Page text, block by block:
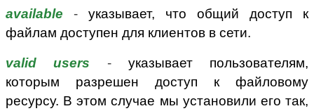
available - указывает, что общий доступ к
файлам доступен для клиентов в сети.
valid users - указывает пользователям,
которым разрешен доступ к файловому
ресурсу. В этом случае мы установили его так,